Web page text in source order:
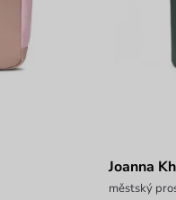
Joanna
městský